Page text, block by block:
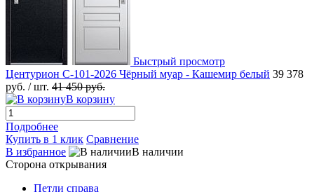
Быстрый просмотр
Центурион С-101-2026 Чёрный муар - Кашемир белый 39 378
руб. / шт. 41 450 руб.
В корзину
Подробнее
Купить в 1 клик Сравнение
В избранное
В наличии
Сторона открывания
Петли справа